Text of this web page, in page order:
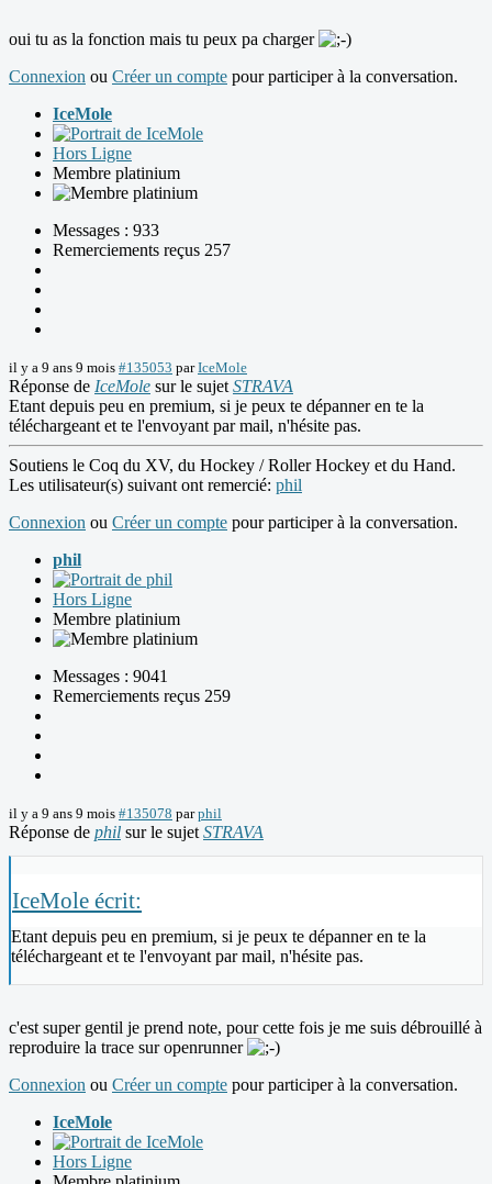
oui tu as la fonction mais tu peux pa charger
Connexion ou Créer un compte pour participer à la conversation.
IceMole
Hors Ligne
Membre platinium
Messages : 933
Remerciements reçus 257
il y a 9 ans 9 mois #135053 parIceMole
Réponse de IceMole sur le sujet STRAVA
Etant depuis peu en premium, si je peux te dépanner en te la
téléchargeant et te l'envoyant par mail, n'hésite pas.
Soutiens le Coq du XV, du Hockey / Roller Hockey et du Hand.
Les utilisateur(s) suivant ont remercié: phil
Connexion ou Créer un compte pour participer à la conversation.
phil
Hors Ligne
Membre platinium
Messages : 9041
Remerciements reçus 259
il y a 9 ans 9 mois #135078 parphil
Réponse de phil sur le sujet STRAVA
IceMole écrit:
Etant depuis peu en premium, si je peux te dépanner en te la
téléchargeant et te l'envoyant par mail, n'hésite pas.
c'est super gentil je prend note, pour cette fois je me suis débrouillé à
reproduire la trace sur openrunner
Connexion ou Créer un compte pour participer à la conversation.
IceMole
Hors Ligne